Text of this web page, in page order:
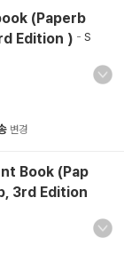
(Paperb
Edition ) - S
변경
Book (Pap
3rd Edition